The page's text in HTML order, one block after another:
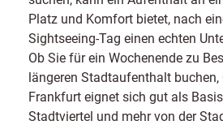
Platz und Komfort bietet, nach
Sightseeing-Tag einen echten
Ob Sie für ein Wochenende zu
längeren Stadtaufenthalt buchen,
Frankfurt eignet sich gut als
Stadtviertel und mehr von der